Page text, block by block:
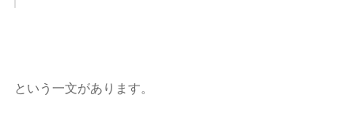
という一文があります。